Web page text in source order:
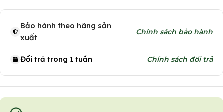
Bảo hành theo hãng sản
xuất
Chính sách bảo hành
Đổi trả trong 1 tuần Chính sách đổi trả